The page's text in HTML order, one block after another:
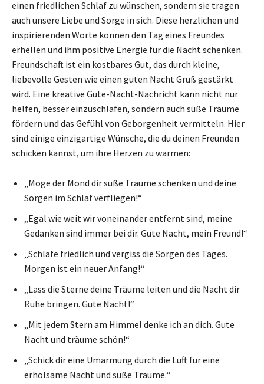
einen friedlichen Schlaf zu wünschen, sondern sie tragen
auch unsere Liebe und Sorge in sich. Diese herzlichen und
inspirierenden Worte können den Tag eines Freundes
erhellen und ihm positive Energie für die Nacht schenken.
Freundschaft ist ein kostbares Gut, das durch kleine,
liebevolle Gesten wie einen guten Nacht Gruß gestärkt
wird. Eine kreative Gute-Nacht-Nachricht kann nicht nur
helfen, besser einzuschlafen, sondern auch süße Träume
fördern und das Gefühl von Geborgenheit vermitteln. Hier
sind einige einzigartige Wünsche, die du deinen Freunden
schicken kannst, um ihre Herzen zu wärmen:
„Möge der Mond dir süße Träume schenken und deine
Sorgen im Schlaf verfliegen!“
„Egal wie weit wir voneinander entfernt sind, meine
Gedanken sind immer bei dir. Gute Nacht, mein Freund!“
„Schlafe friedlich und vergiss die Sorgen des Tages.
Morgen ist ein neuer Anfang!“
„Lass die Sterne deine Träume leiten und die Nacht dir
Ruhe bringen. Gute Nacht!“
„Mit jedem Stern am Himmel denke ich an dich. Gute
Nacht und träume schön!“
„Schick dir eine Umarmung durch die Luft für eine
erholsame Nacht und süße Träume.“